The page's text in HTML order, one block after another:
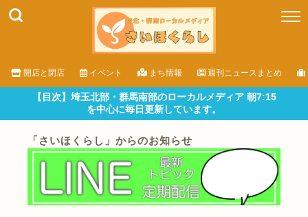
開店と閉店 イベント まち情報 週刊ニュースまとめ
【目次】埼玉北部・群馬南部のローカルメディア 朝7:15
を中心に毎日更新しています。
「さいほくらし」からのお知らせ